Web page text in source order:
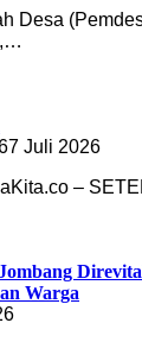
Desa
7 Juli 2026
–
Warga